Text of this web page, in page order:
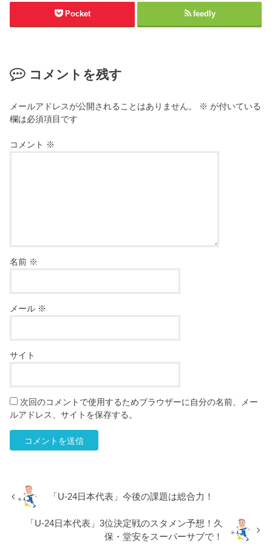
Pocket feedly
コメントを残す
メールアドレスが公開されることはありません。 ※ が付いている
欄は必須項目です
コメント ※
名前 ※
メール ※
サイト
次回のコメントで使用するためブラウザーに自分の名前、メー
ルアドレス、サイトを保存する。
「U-24日本代表」今後の課題は総合力！
「U-24日本代表」3位決定戦のスタメン予想！久
保・堂安をスーパーサブで！